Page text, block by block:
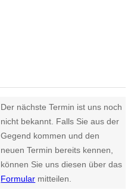
Der nächste Termin ist uns noch
nicht bekannt. Falls Sie aus der
Gegend kommen und den
neuen Termin bereits kennen,
können Sie uns diesen über das
Formular mitteilen.